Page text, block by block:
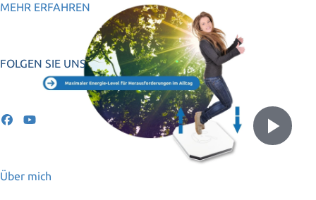
MEHR ERFAHREN
FOLGEN SIE UNS
Über mich